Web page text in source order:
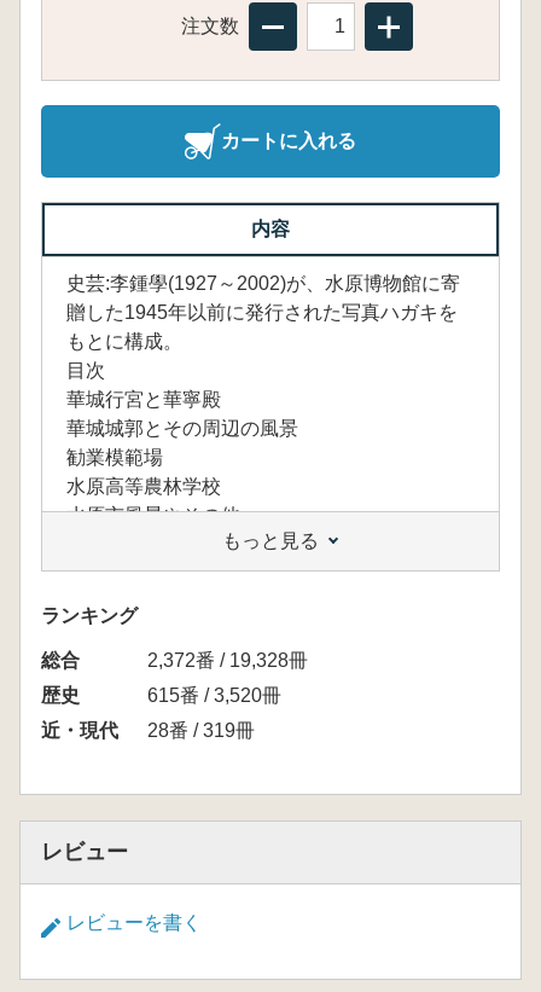
注文数
カートに入れる
内容
史芸:李鍾學(1927～2002)が、水原博物館に寄
贈した1945年以前に発行された写真ハガキを
もとに構成。
目次
華城行宮と華寧殿
華城城郭とその周辺の風景
勧業模範場
水原高等農林学校
水原市風景やその他
もっと見る
ランキング
総合
2,372番 / 19,328冊
歴史
615番 / 3,520冊
近・現代
28番 / 319冊
レビュー
レビューを書く